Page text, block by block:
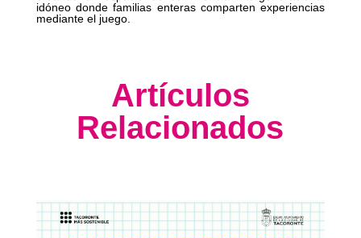
idóneo donde familias enteras comparten experiencias
mediante el juego.
Artículos
Relacionados